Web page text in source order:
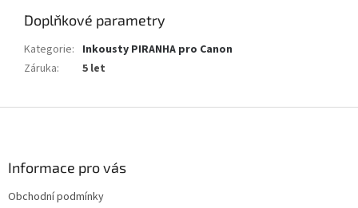
Doplňkové parametry
Kategorie: Inkousty PIRANHA pro Canon
Záruka: 5 let
Informace pro vás
Obchodní podmínky